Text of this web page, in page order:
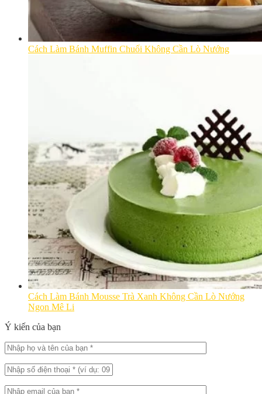
Cách Làm Bánh Muffin Chuối Không Cần Lò Nướng
Cách Làm Bánh Mousse Trà Xanh Không Cần Lò Nướng
Ngon Mê Li
Ý kiến của bạn